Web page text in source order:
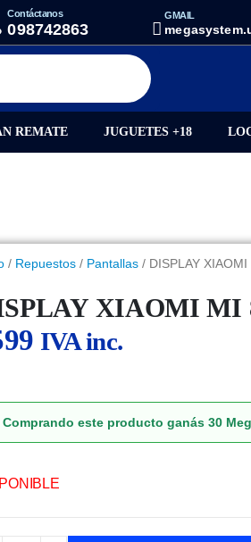
Contáctanos
098742863
GMAIL
REMATE JUGUETES +18
/ Repuestos/ Pantallas/ DISPLAY XIAOMI
XIAOMI MI
IVA inc.
Comprando este producto ganás 30